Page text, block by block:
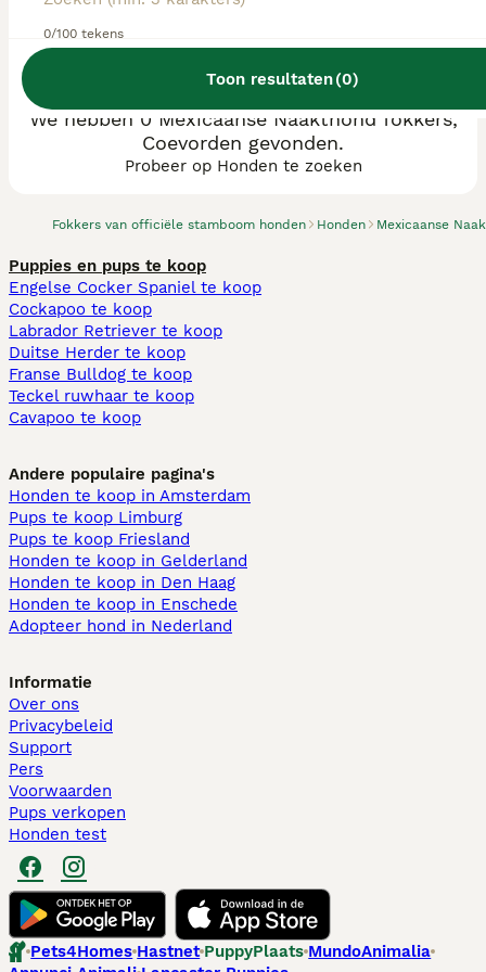
0/100 tekens
Toon resultaten(0)
Fokkers van officiële stamboom honden Honden Mexicaanse
We hebben 0 Mexicaanse Naakthond fokkers,
Coevorden gevonden.
Probeer op Honden te zoeken
Puppies en pups te koop
Engelse Cocker Spaniel te koop
Cockapoo te koop
Labrador Retriever te koop
Duitse Herder te koop
Franse Bulldog te koop
Teckel ruwhaar te koop
Cavapoo te koop
Andere populaire pagina's
Honden te koop in Amsterdam
Pups te koop Limburg​
Pups te koop Friesland​
Honden te koop in Gelderland
Honden te koop in Den Haag
Honden te koop in Enschede
Adopteer hond in Nederland
Informatie
Over ons
Privacybeleid
Support
Pers
Voorwaarden
Pups verkopen
Honden test
Pets4Homes Hastnet PuppyPlaats MundoAnimalia